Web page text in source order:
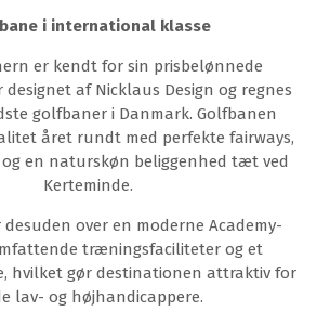
i international klasse
er kendt for sin prisbelønnede
af Nicklaus Design og regnes
golfbaner i Danmark. Golfbanen
året rundt med perfekte fairways,
en naturskøn beliggenhed tæt ved
Kerteminde.
desuden over en moderne Academy-
træningsfaciliteter og et
hvilket gør destinationen attraktiv for
lav- og højhandicappere.